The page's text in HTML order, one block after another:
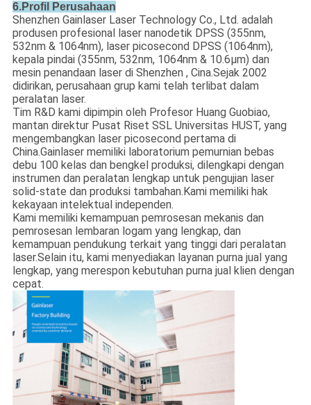
6.Profil Perusahaan
Shenzhen Gainlaser Laser Technology Co., Ltd. adalah
produsen profesional laser nanodetik DPSS (355nm,
532nm & 1064nm), laser picosecond DPSS (1064nm),
kepala pindai (355nm, 532nm, 1064nm & 10.6μm) dan
mesin penandaan laser di Shenzhen , Cina.Sejak 2002
didirikan, perusahaan grup kami telah terlibat dalam
peralatan laser.
Tim R&D kami dipimpin oleh Profesor Huang Guobiao,
mantan direktur Pusat Riset SSL Universitas HUST, yang
mengembangkan laser picosecond pertama di
China.Gainlaser memiliki laboratorium pemurnian bebas
debu 100 kelas dan bengkel produksi, dilengkapi dengan
instrumen dan peralatan lengkap untuk pengujian laser
solid-state dan produksi tambahan.Kami memiliki hak
kekayaan intelektual independen.
Kami memiliki kemampuan pemrosesan mekanis dan
pemrosesan lembaran logam yang lengkap, dan
kemampuan pendukung terkait yang tinggi dari peralatan
laser.Selain itu, kami menyediakan layanan purna jual yang
lengkap, yang merespon kebutuhan purna jual klien dengan
cepat.